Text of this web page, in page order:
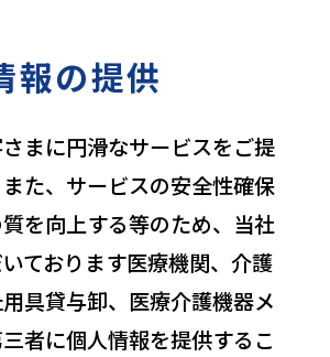
報の提供
まに円滑なサービスをご提
た、サービスの安全性確保
を向上する等のため、当社
ております医療機関、介護
具貸与卸、医療介護機器メ
者に個人情報を提供するこ